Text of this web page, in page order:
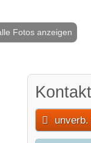
Fotos anzeigen
Kontakt